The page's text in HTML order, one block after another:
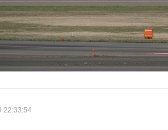
22:33:54